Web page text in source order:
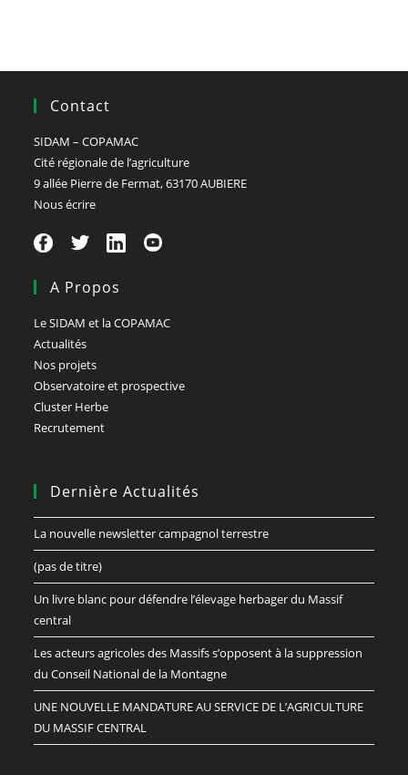
Contact
SIDAM – COPAMAC
Cité régionale de l’agriculture
9 allée Pierre de Fermat, 63170 AUBIERE
Nous écrire
A Propos
Le SIDAM et la COPAMAC
Actualités
Nos projets
Observatoire et prospective
Cluster Herbe
Recrutement
Dernière Actualités
La nouvelle newsletter campagnol terrestre
(pas de titre)
Un livre blanc pour défendre l’élevage herbager du Massif
central
Les acteurs agricoles des Massifs s’opposent à la suppression
du Conseil National de la Montagne
UNE NOUVELLE MANDATURE AU SERVICE DE L’AGRICULTURE
DU MASSIF CENTRAL